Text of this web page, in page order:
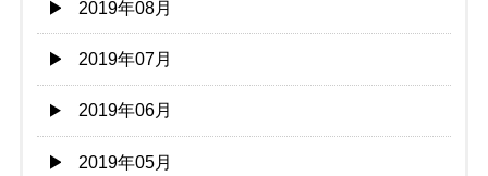
2019年08月
2019年07月
2019年06月
2019年05月